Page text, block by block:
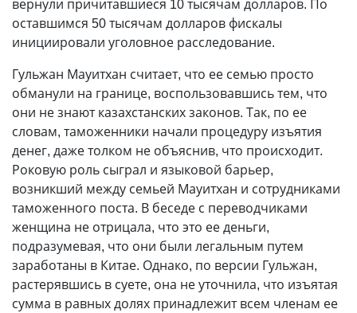
вернули причитавшиеся 10 тысячам долларов. По
оставшимся 50 тысячам долларов фискалы
инициировали уголовное расследование.
Гульжан Мауитхан считает, что ее семью просто
обманули на границе, воспользовавшись тем, что
они не знают казахстанских законов. Так, по ее
словам, таможенники начали процедуру изъятия
денег, даже толком не объяснив, что происходит.
Роковую роль сыграл и языковой барьер,
возникший между семьей Мауитхан и сотрудниками
таможенного поста. В беседе с переводчиками
женщина не отрицала, что это ее деньги,
подразумевая, что они были легальным путем
заработаны в Китае. Однако, по версии Гульжан,
растерявшись в суете, она не уточнила, что изъятая
сумма в равных долях принадлежит всем членам ее